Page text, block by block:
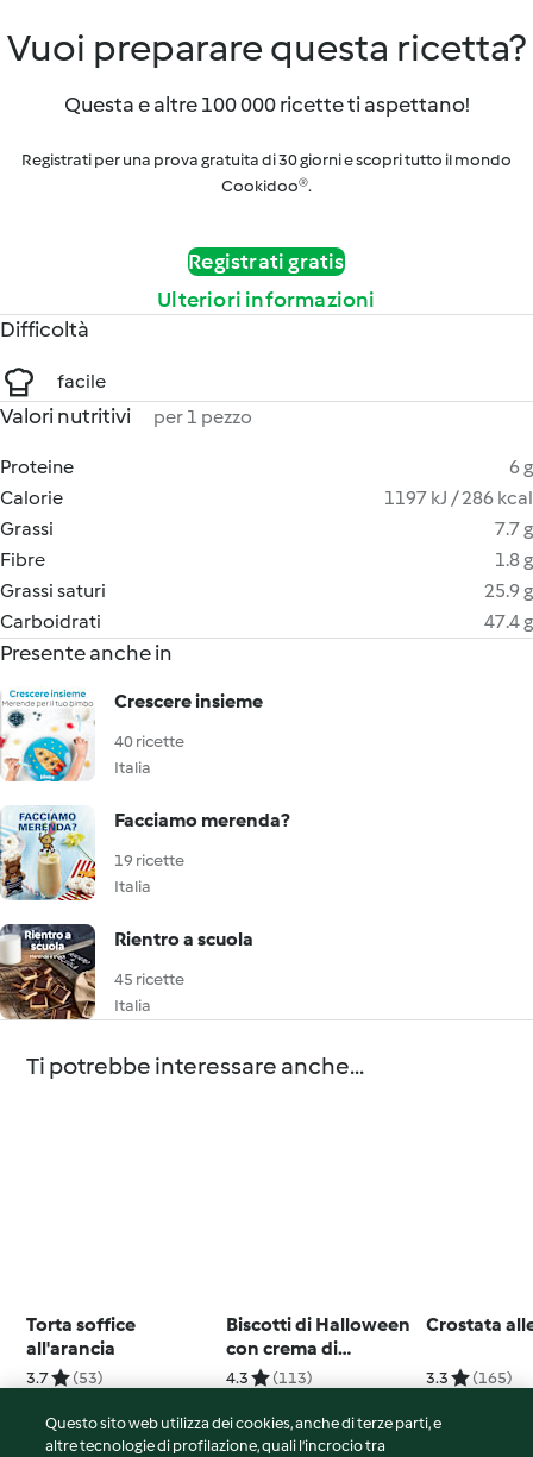
Vuoi preparare questa ricetta?
Questa e altre 100 000 ricette ti aspettano!
Registrati per una prova gratuita di 30 giorni e scopri tutto il mondo
Cookidoo®.
Registrati gratis
Ulteriori informazioni
Difficoltà
facile
Valori nutritivi per 1 pezzo
Proteine
6 g
Calorie
1197 kJ / 286 kcal
Grassi
7.7 g
Fibre
1.8 g
Grassi saturi
25.9 g
Carboidrati
47.4 g
Presente anche in
Crescere insieme
40 ricette
Italia
Facciamo merenda?
19 ricette
Italia
Rientro a scuola
45 ricette
Italia
Ti potrebbe interessare anche...
Torta soffice
all'arancia
3.7 (53)
Biscotti di Halloween
con crema di
cioccolato
4.3 (113)
Crostata
3.3 (165)
Questo sito web utilizza dei cookies, anche di terze parti, e
altre tecnologie di profilazione, quali l’incrocio tra